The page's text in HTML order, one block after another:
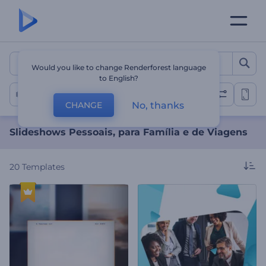
Slideshows Pessoais,
Slideshow Pessoal
Slideshows Pessoais, para Família e de Viagens
20 Templates
Would you like to change Renderforest language
to English?
CHANGE No, thanks